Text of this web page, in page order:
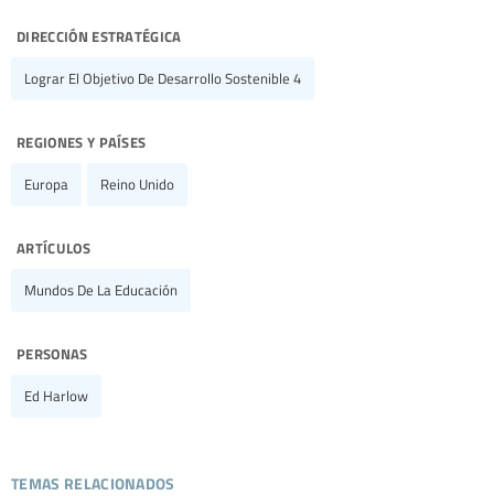
dirección estratégica
Lograr El Objetivo De Desarrollo Sostenible 4
regiones y países
Europa Reino Unido
artículos
Mundos De La Educación
personas
Ed Harlow
temas relacionados